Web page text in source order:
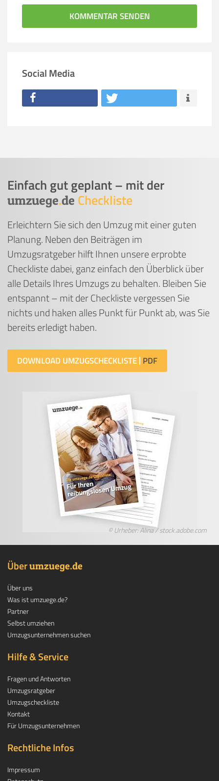
KOMMENTAR SENDEN
Social Media
Einfach gut geplant – mit der
umzuege.de Checkliste
Erleichtern Sie sich den Umzug mit einer guten
Planung. Neben den Beiträgen im
Umzugsratgeber hilft Ihnen unsere erprobte
Checkliste dabei, ganz einfach den Überblick über
alle Details Ihres Umzugs zu behalten. Bleiben Sie
entspannt – mit der Checkliste vergessen Sie
nichts und haken alles Punkt für Punkt ab, was Sie
bereits erledigt haben.
DOWNLOAD UMZUGSCHECKLISTE
© Urheber: Alina / stock.adobe.com
Überumzuege.de
Über uns
Was ist umzuege.de?
Partner
Selbst umziehen
Umzugsunternehmen suchen
Hilfe & Service
Fragen und Antworten
Umzugsratgeber
Umzugscheckliste
Kontakt
Für Umzugsunternehmen
Rechtliche Infos
Impressum